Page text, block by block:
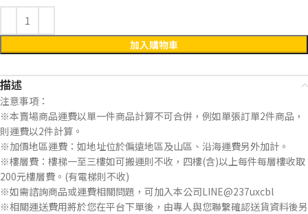
加入購物車
描述
注意事項：
※本賣場商品運費以單一件商品計算不可合併，例如單張訂單2件商品，
則運費以2件計算。
※加價地區運費：如地址位於偏遠地區及山區、沿海運費另外加計。
※樓層費：樓梯一至三樓如可搬運則不收，四樓(含)以上每件每層樓收取
200元樓層費。(有電梯則不收)
※如需諮詢商品或運費相關問題，可加入本公司LINE@237uxcbl
※相關運送費用將於您在平台下單後，由專人與您聯繫確認送貨資料後另